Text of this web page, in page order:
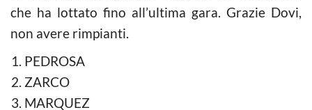
che ha lottato fino all’ultima gara. Grazie Dovi,
non avere rimpianti.
PEDROSA
ZARCO
MARQUEZ